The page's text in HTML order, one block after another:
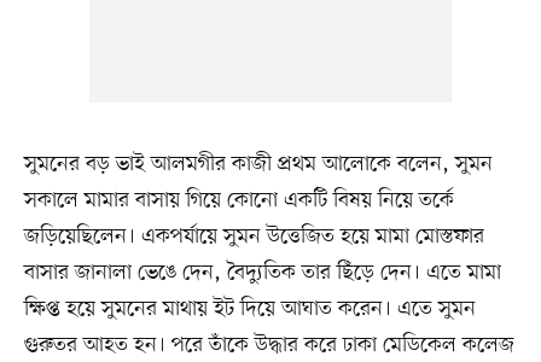
সুমনের বড় ভাই আলমগীর কাজী প্রথম আলোকে বলেন, সুমন
সকালে মামার বাসায় গিয়ে কোনো একটি বিষয় নিয়ে তর্কে
জড়িয়েছিলেন। একপর্যায়ে সুমন উত্তেজিত হয়ে মামা মোস্তফার
বাসার জানালা ভেঙে দেন, বৈদ্যুতিক তার ছিঁড়ে দেন। এতে মামা
ক্ষিপ্ত হয়ে সুমনের মাথায় ইট দিয়ে আঘাত করেন। এতে সুমন
গুরুতর আহত হন। পরে তাঁকে উদ্ধার করে ঢাকা মেডিকেল কলেজ